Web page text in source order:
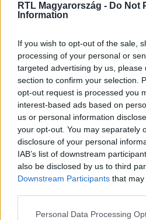
RTL Magyarország - Do Not
Information
If you wish to opt-out of the sale,
processing of your personal or
targeted advertising by us, please
section to confirm your selection.
opt-out request is processed you
interest-based ads based on
us or personal information
your opt-out. You may separately
disclosure of your personal
IAB’s list of downstream
also be disclosed by us to third
Downstream Participants that
Please note that this website/app
Personal Data Processing
Kövess minket, és
A KONYHAFŐNÖK VIP # A
#A SÉFEK CSATÁJA # HÁTRÁNY
#CSIGA # FÓBIA #SOMA